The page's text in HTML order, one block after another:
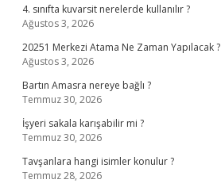
4. sınıfta kuvarsit nerelerde kullanılır ?
Ağustos 3, 2026
20251 Merkezi Atama Ne Zaman Yapılacak ?
Ağustos 3, 2026
Bartın Amasra nereye bağlı ?
Temmuz 30, 2026
İşyeri sakala karışabilir mi ?
Temmuz 30, 2026
Tavşanlara hangi isimler konulur ?
Temmuz 28, 2026